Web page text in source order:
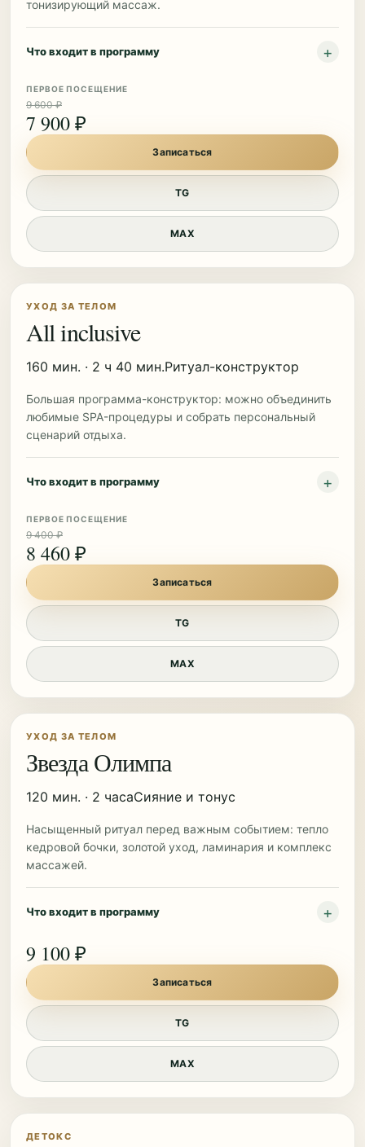
тонизирующий массаж.
Что входит в программу
ПЕРВОЕ ПОСЕЩЕНИЕ
9 600 ₽
7 900 ₽
Записаться
TG
MAX
УХОД ЗА ТЕЛОМ
All inclusive
160 мин. · 2 ч 40 мин.Ритуал-конструктор
Большая программа-конструктор: можно объединить
любимые SPA-процедуры и собрать персональный
сценарий отдыха.
Что входит в программу
ПЕРВОЕ ПОСЕЩЕНИЕ
9 400 ₽
8 460 ₽
Записаться
TG
MAX
УХОД ЗА ТЕЛОМ
Звезда Олимпа
120 мин. · 2 часаСияние и тонус
Насыщенный ритуал перед важным событием: тепло
кедровой бочки, золотой уход, ламинария и комплекс
массажей.
Что входит в программу
9 100 ₽
Записаться
TG
MAX
ДЕТОКС